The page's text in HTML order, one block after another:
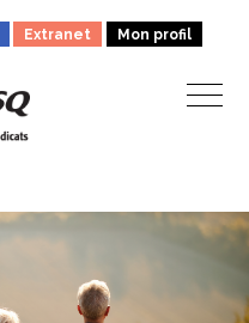
Extranet Mon profil